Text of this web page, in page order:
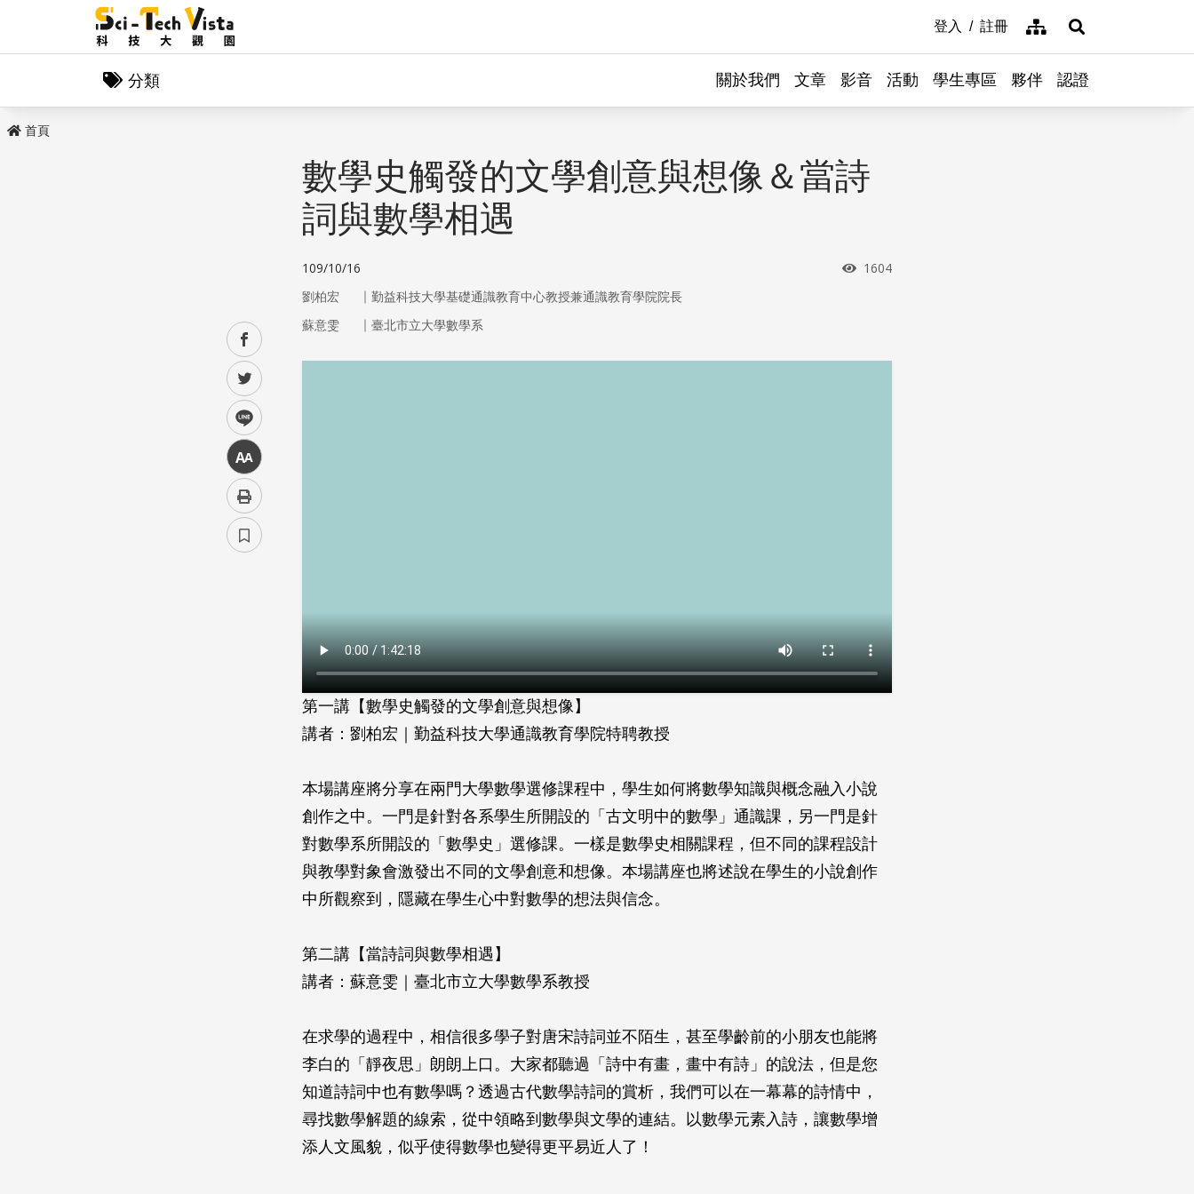
登入 註冊 網站導覽展開搜尋
分類 關於我們 文章 影音 活動 學生專區 夥伴 認證
首頁
facebook
twitter
line
中
數學史觸發的文學創意與想像＆當詩
詞與數學相遇
109/10/16 瀏覽次數
1604
劉柏宏 ｜ 勤益科技大學基礎通識教育中心教授兼通識教育學院院長
蘇意雯
｜ 臺北市立大學數學系
第一講【數學史觸發的文學創意與想像】
講者：劉柏宏｜勤益科技大學通識教育學院特聘教授
本場講座將分享在兩門大學數學選修課程中，學生如何將數學知識與概念融入小說
創作之中。一門是針對各系學生所開設的「古文明中的數學」通識課，另一門是針
對數學系所開設的「數學史」選修課。一樣是數學史相關課程，但不同的課程設計
與教學對象會激發出不同的文學創意和想像。本場講座也將述說在學生的小說創作
中所觀察到，隱藏在學生心中對數學的想法與信念。
第二講【當詩詞與數學相遇】
講者：蘇意雯｜臺北市立大學數學系教授
在求學的過程中，相信很多學子對唐宋詩詞並不陌生，甚至學齡前的小朋友也能將
李白的「靜夜思」朗朗上口。大家都聽過「詩中有畫，畫中有詩」的說法，但是您
知道詩詞中也有數學嗎？透過古代數學詩詞的賞析，我們可以在一幕幕的詩情中，
尋找數學解題的線索，從中領略到數學與文學的連結。以數學元素入詩，讓數學增
添人文風貌，似乎使得數學也變得更平易近人了！